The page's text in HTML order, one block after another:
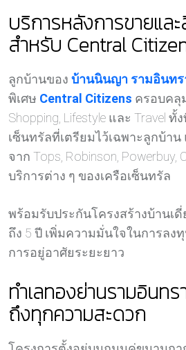
บริการหลังการขายแล
สำหรับ Central
ลูกบ้านของ บ้านนินญา รามอินทร
พิเศษ Central Citizens ครอบคลุ
Shopping, Lifestyle และ Travel
เซ็นทรัลที่เตรียมไว้เฉพาะลูกบ้า
จาก Tops, Robinson, Powerbuy,
บริการต่าง ๆ ของเครือเซ็นทรัล
พร้อมรับประกันโครงสร้างบ้านเ
ถึง 5 ปี เพิ่มความมั่นใจในการล
การอยู่อาศัยระยะยาว
ทำเลทองย่านรามอินท
ถึงทุกความสะดวก